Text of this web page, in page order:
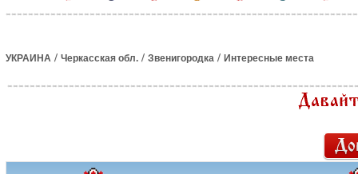
УКРАИНА / Черкасская обл. / Звенигородка / Интересные места